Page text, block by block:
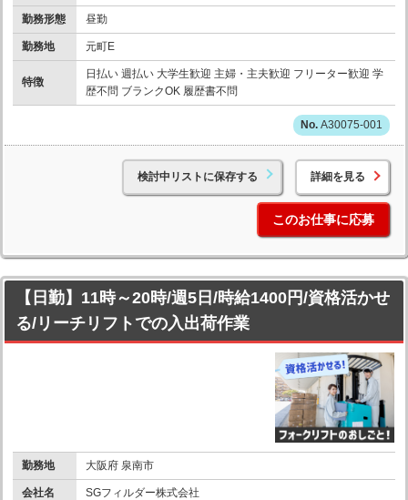
勤務形態 昼勤
勤務地 元町E
特徴
日払い 週払い 大学生歓迎 主婦・主夫歓迎 フリーター歓迎 学
歴不問 ブランクOK 履歴書不問
A30075-001
検討中リストに保存する 詳細を見る
このお仕事に応募
【日勤】11時～20時/週5日/時給1400円/資格活かせ
る/リーチリフトでの入出荷作業
勤務地 大阪府 泉南市
会社名 SGフィルダー株式会社